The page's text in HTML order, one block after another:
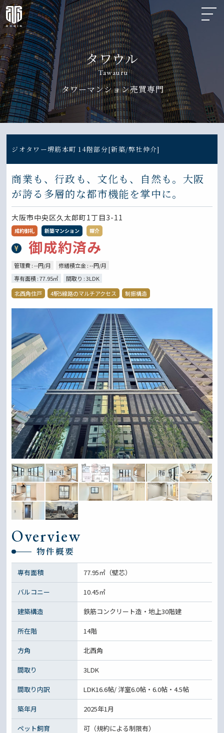
タワウル
Tawauru
タワーマンション売買専門
ジオタワー堺筋本町 14階部分[新築/弊社仲介]
商業も、行政も、文化も、自然も。大阪
が誇る多層的な都市機能を掌中に。
大阪市中央区久太郎町1丁目3-11
成約御礼 新築マンション 媒介
御成約済み
管理費 : --円/月
修繕積立金 : --円/月
専有面積 : 77.95㎡
間取り : 3LDK
北西角住戸
4駅5線路のマルチアクセス 制振構造
Overview
物件概要
専有面積 77.95㎡（壁芯）
バルコニー 10.45㎡
建築構造 鉄筋コンクリート造・地上30階建
所在階 14階
方角 北西角
間取り 3LDK
間取り内訳 LDK16.6帖/ 洋室6.0帖・6.0帖・4.5帖
築年月 2025年1月
ペット飼育 可（規約による制限有）